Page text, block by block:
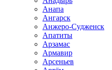
Анапа
Ангарск
Анжеро-Судженск
Апатиты
Арзамас
Армавир
Арсеньев